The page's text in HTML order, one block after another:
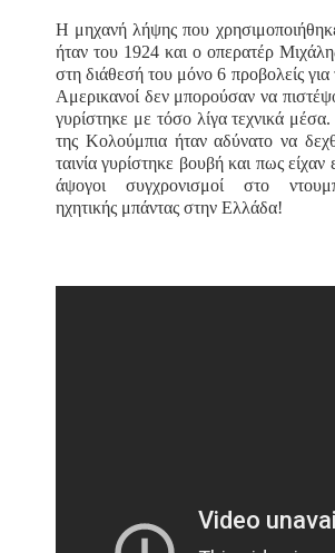
Η μηχανή λήψης που χρησιμοποιήθηκε
ήταν του 1924 και ο οπερατέρ
στη διάθεσή του μόνο 6 προβολείς
Aμερικανοί δεν μπορούσαν να
γυρίστηκε με τόσο λίγα τεχνικά
της Κολούμπια ήταν αδύνατο να
ταινία γυρίστηκε βουβή και πως είχαν
άψογοι συγχρονισμοί στο
ηχητικής μπάντας στην Ελλάδα!